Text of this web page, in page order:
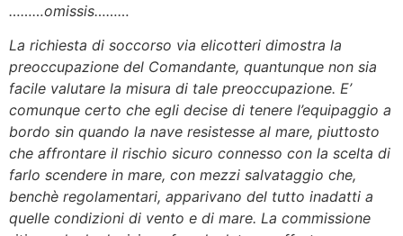
………omissis………
La richiesta di soccorso via elicotteri dimostra la
preoccupazione del Comandante, quantunque non sia
facile valutare la misura di tale preoccupazione. E’
comunque certo che egli decise di tenere l’equipaggio a
bordo sin quando la nave resistesse al mare, piuttosto
che affrontare il rischio sicuro connesso con la scelta di
farlo scendere in mare, con mezzi salvataggio che,
benchè regolamentari, apparivano del tutto inadatti a
quelle condizioni di vento e di mare. La commissione